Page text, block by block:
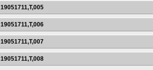
19051711,T,005
19051711,T,006
19051711,T,007
19051711,T,008